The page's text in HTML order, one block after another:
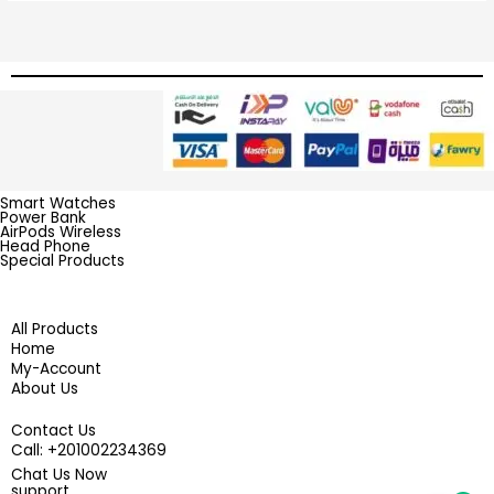
Smart Watches
Power Bank
AirPods Wireless
Head Phone
Special Products
All Products
Home
My-Account
About Us
Contact Us
201002234369+ :Call
Chat Us Now